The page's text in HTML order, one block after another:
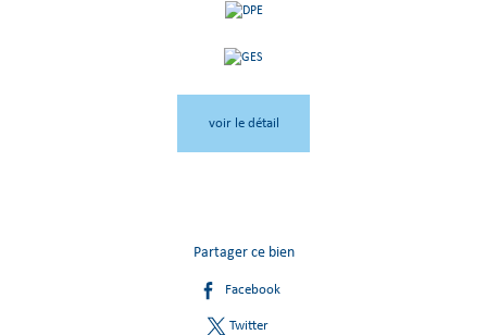
voir le détail
Partager ce bien
Facebook
Twitter